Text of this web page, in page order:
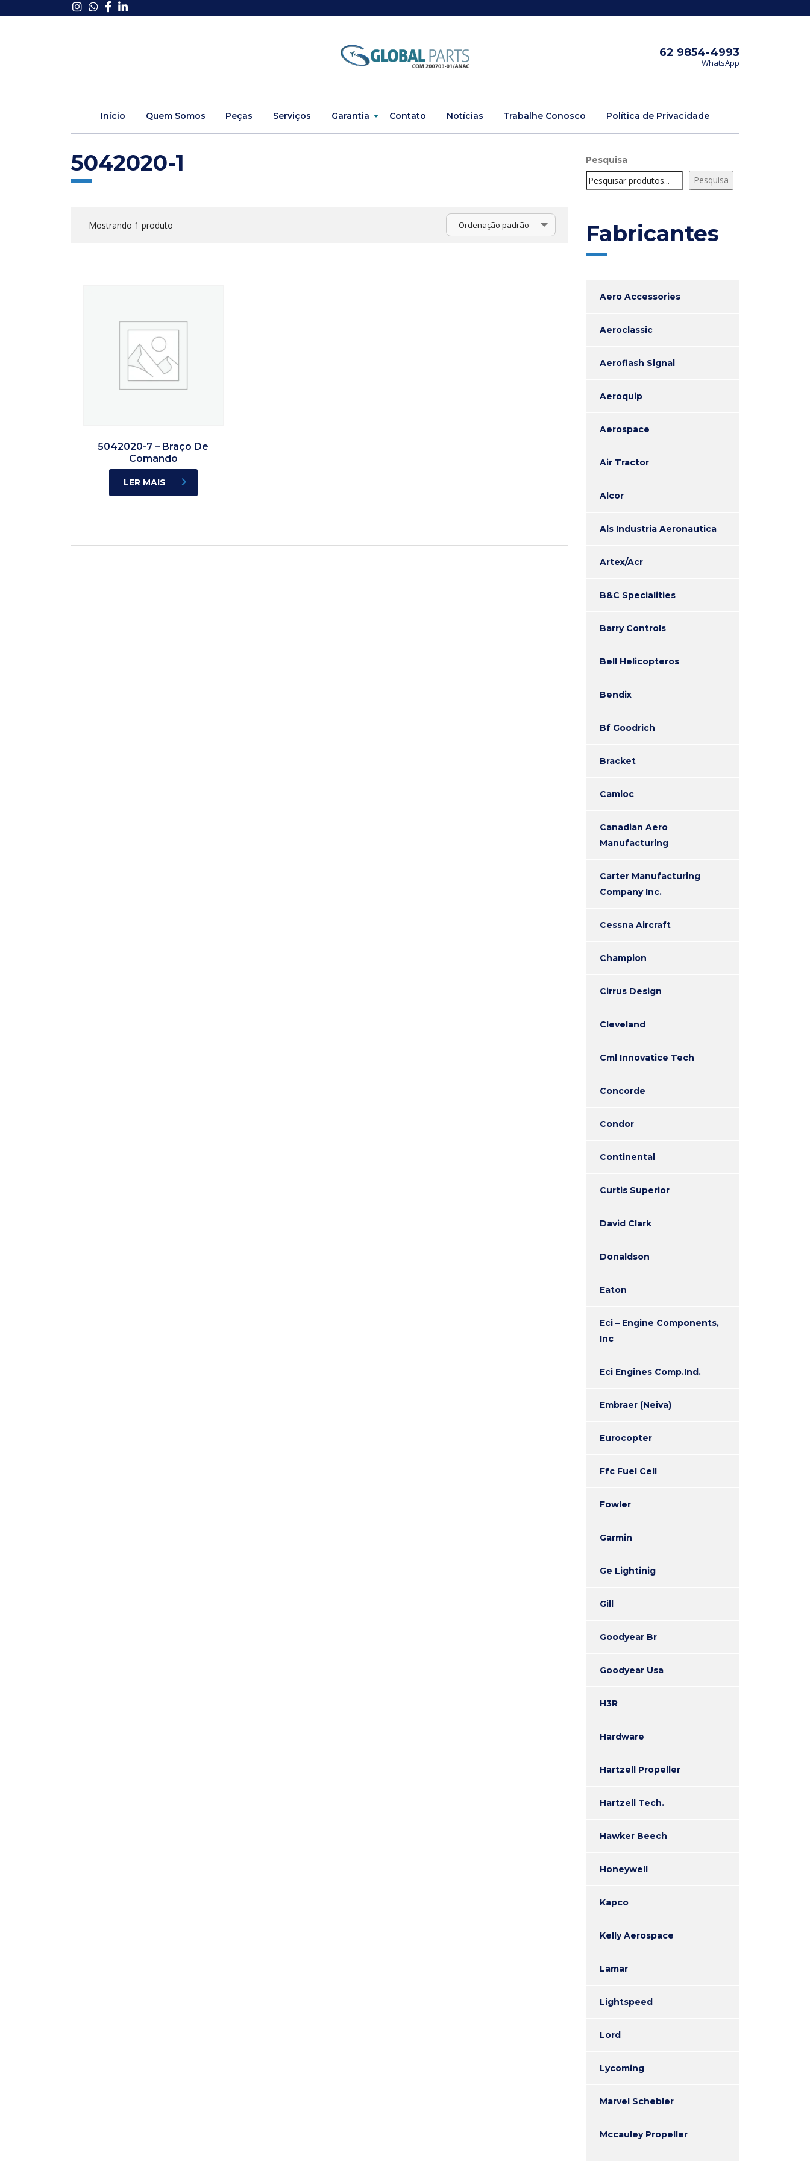
62 9854-4993
WhatsApp
Início Quem Somos Peças Serviços Garantia Contato Notícias Trabalhe Conosco Política de Privacidade
5042020-1
Mostrando 1 produto Ordenação padrão
5042020-7 – Braço De
Comando
LER MAIS
Pesquisa
Pesquisa
Fabricantes
Aero Accessories
Aeroclassic
Aeroflash Signal
Aeroquip
Aerospace
Air Tractor
Alcor
Als Industria Aeronautica
Artex/Acr
B&C Specialities
Barry Controls
Bell Helicopteros
Bendix
Bf Goodrich
Bracket
Camloc
Canadian Aero
Manufacturing
Carter Manufacturing
Company Inc.
Cessna Aircraft
Champion
Cirrus Design
Cleveland
Cml Innovatice Tech
Concorde
Condor
Continental
Curtis Superior
David Clark
Donaldson
Eaton
Eci – Engine Components,
Inc
Eci Engines Comp.Ind.
Embraer (Neiva)
Eurocopter
Ffc Fuel Cell
Fowler
Garmin
Ge Lightinig
Gill
Goodyear Br
Goodyear Usa
H3R
Hardware
Hartzell Propeller
Hartzell Tech.
Hawker Beech
Honeywell
Kapco
Kelly Aerospace
Lamar
Lightspeed
Lord
Lycoming
Marvel Schebler
Mccauley Propeller